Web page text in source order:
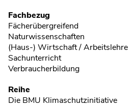
Fachbezug
Fächerübergreifend
Naturwissenschaften
(Haus-) Wirtschaft / Arbeitslehre
Sachunterricht
Verbraucherbildung
Reihe
Die BMU Klimaschutzinitiative